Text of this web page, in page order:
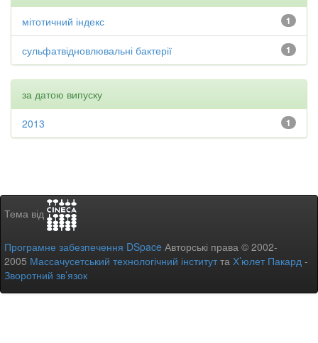
1
мітотичний індекс
1
сульфатвідновлювальні бактерії
за датою випуску
1
2013
Тема від
Програмне забезпечення DSpace Авторські права © 2002-
2005 Массачусетський технологічний інститутта Х’юлет Пакард -
Зворотний зв’язок